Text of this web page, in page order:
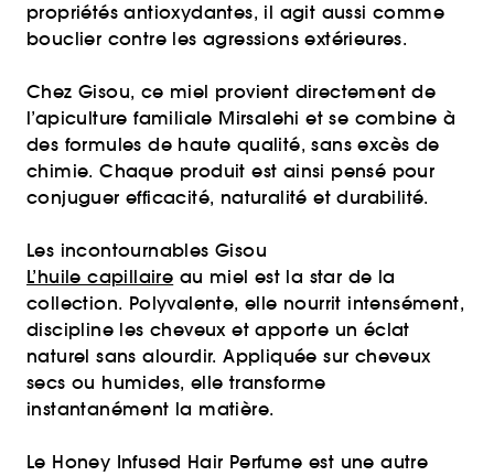
propriétés antioxydantes, il agit aussi comme
bouclier contre les agressions extérieures.
Chez Gisou, ce miel provient directement de
l’apiculture familiale Mirsalehi et se combine à
des formules de haute qualité, sans excès de
chimie. Chaque produit est ainsi pensé pour
conjuguer efficacité, naturalité et durabilité.
Les incontournables Gisou
L’huile capillaire au miel est la star de la
collection. Polyvalente, elle nourrit intensément,
discipline les cheveux et apporte un éclat
naturel sans alourdir. Appliquée sur cheveux
secs ou humides, elle transforme
instantanément la matière.
Le Honey Infused Hair Perfume est une autre